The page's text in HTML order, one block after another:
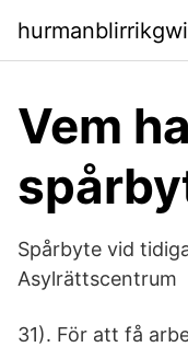
Vem
Spårbyte vid
Asylrättscentrum
31). För att få